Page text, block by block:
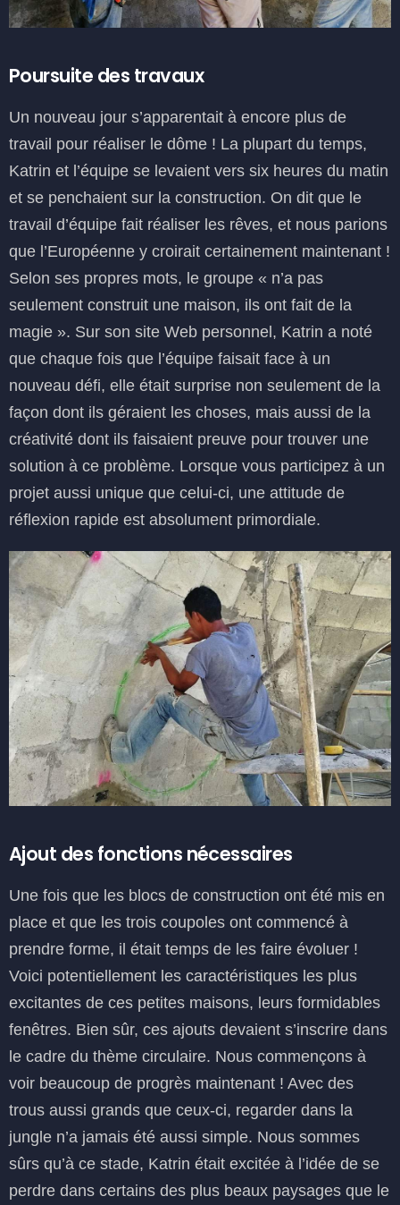
Poursuite des travaux
Un nouveau jour s’apparentait à encore plus de
travail pour réaliser le dôme ! La plupart du temps,
Katrin et l’équipe se levaient vers six heures du matin
et se penchaient sur la construction. On dit que le
travail d’équipe fait réaliser les rêves, et nous parions
que l’Européenne y croirait certainement maintenant !
Selon ses propres mots, le groupe « n’a pas
seulement construit une maison, ils ont fait de la
magie ». Sur son site Web personnel, Katrin a noté
que chaque fois que l’équipe faisait face à un
nouveau défi, elle était surprise non seulement de la
façon dont ils géraient les choses, mais aussi de la
créativité dont ils faisaient preuve pour trouver une
solution à ce problème. Lorsque vous participez à un
projet aussi unique que celui-ci, une attitude de
réflexion rapide est absolument primordiale.
Ajout des fonctions nécessaires
Une fois que les blocs de construction ont été mis en
place et que les trois coupoles ont commencé à
prendre forme, il était temps de les faire évoluer !
Voici potentiellement les caractéristiques les plus
excitantes de ces petites maisons, leurs formidables
fenêtres. Bien sûr, ces ajouts devaient s’inscrire dans
le cadre du thème circulaire. Nous commençons à
voir beaucoup de progrès maintenant ! Avec des
trous aussi grands que ceux-ci, regarder dans la
jungle n’a jamais été aussi simple. Nous sommes
sûrs qu’à ce stade, Katrin était excitée à l’idée de se
perdre dans certains des plus beaux paysages que le